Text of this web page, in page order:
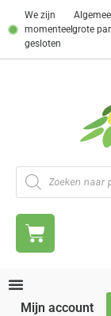
We zijn
momenteel
gesloten
grote
Mijn account